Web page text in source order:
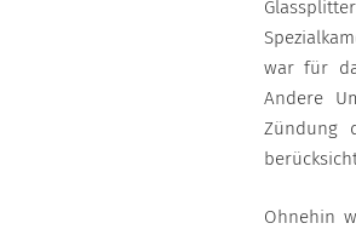
war für
Andere
Zündung
Ohnehin